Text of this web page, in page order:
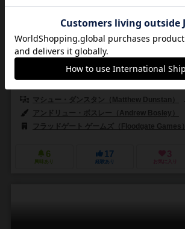
30～45分
作品説明文の編集者を募集中
マシュー・ダンスタン（Matthew Dunstan）
アンドリュー・ボスレー（Andrew Bosley）
フラッドゲート ゲームズ（Floodgate Games）
6
興味あり
17
経験あり
3
お気に入り